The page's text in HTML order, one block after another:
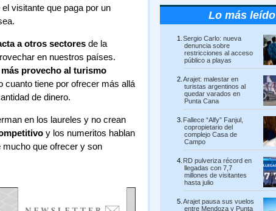
visitante que paga por un
a otros sectores de la
en nuestros países.
provecho al turismo
cuanto tiene por ofrecer más allá
de dinero.
en los laureles y no crean
y los numeritos hablan
mucho que ofrecer y son
Lo más leído
Sergio Carlo: nueva
denuncia sobre
restricciones al acceso
público a playas
Arajet: malestar en
turistas argentinos al
quedar varados en
Punta Cana
Fallece “Alfy” Fanjul,
copropietario del
complejo Casa de
Campo
RD pulveriza récord en
llegadas con 7,7
millones de visitantes
hasta julio
Arajet pausa sus vuelos
entre Mendoza y Punta